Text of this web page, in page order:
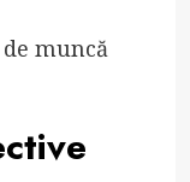
muncă